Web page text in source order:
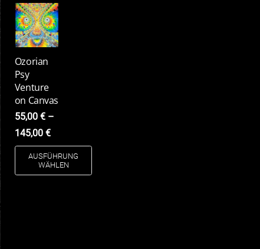
Ozorian
Psy
Venture
on Canvas
55,00 €–
145,00 €
AUSFÜHRUNG
WÄHLEN